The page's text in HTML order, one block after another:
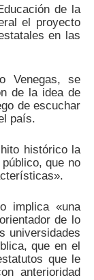
de la
el proyecto
en las
Venegas, se
de la idea de
de escuchar
país.
histórico la
que no
implica «una
de lo
universidades
que en el
que le
anterioridad